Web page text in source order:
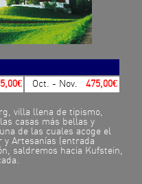
Oct. - Nov. 475,00€
villa llena de tipismo,
casas más bellas y
de las cuales acoge el
y Artesanías (entrada
saldremos hacia Kufstein,